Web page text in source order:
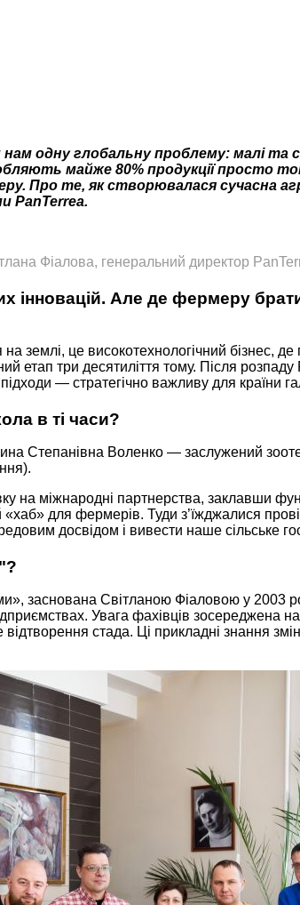
одну глобальну проблему: малі та
майже 80% продукції просто
Про те, як створювалася сучасна
PanTerrea.
Фіалова, генеральний директор
інновацій. Але де фермеру
це високотехнологічний бізнес,
три десятиліття тому. Після розпаду
— стратегічно важливу для країни
в ті часи?
Степанівна Воленко — заслужений
на міжнародні партнерства, заклавши
для фермерів. Туди з’їжджалися
досвідом і вивести наше сільське
заснована Світланою Фіаловою у 2003
Увага фахівців
стада. Ці прикладні знання